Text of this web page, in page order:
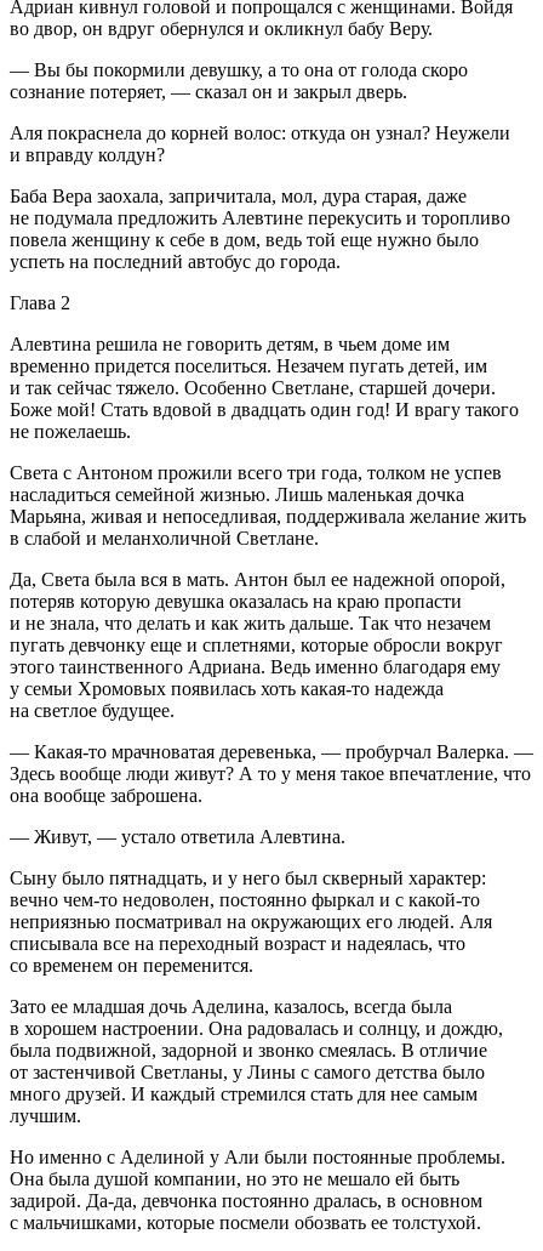
Адриан кивнул головой и попрощался с женщинами. Войдя
во двор, он вдруг обернулся и окликнул бабу Веру.
— Вы бы покормили девушку, а то она от голода скоро
сознание потеряет, — сказал он и закрыл дверь.
Аля покраснела до корней волос: откуда он узнал? Неужели
и вправду колдун?
Баба Вера заохала, запричитала, мол, дура старая, даже
не подумала предложить Алевтине перекусить и торопливо
повела женщину к себе в дом, ведь той еще нужно было
успеть на последний автобус до города.
Глава 2
Алевтина решила не говорить детям, в чьем доме им
временно придется поселиться. Незачем пугать детей, им
и так сейчас тяжело. Особенно Светлане, старшей дочери.
Боже мой! Стать вдовой в двадцать один год! И врагу такого
не пожелаешь.
Света с Антоном прожили всего три года, толком не успев
насладиться семейной жизнью. Лишь маленькая дочка
Марьяна, живая и непоседливая, поддерживала желание жить
в слабой и меланхоличной Светлане.
Да, Света была вся в мать. Антон был ее надежной опорой,
потеряв которую девушка оказалась на краю пропасти
и не знала, что делать и как жить дальше. Так что незачем
пугать девчонку еще и сплетнями, которые обросли вокруг
этого таинственного Адриана. Ведь именно благодаря ему
у семьи Хромовых появилась хоть какая-то надежда
на светлое будущее.
— Какая-то мрачноватая деревенька, — пробурчал Валерка. —
Здесь вообще люди живут? А то у меня такое впечатление, что
она вообще заброшена.
— Живут, — устало ответила Алевтина.
Сыну было пятнадцать, и у него был скверный характер:
вечно чем-то недоволен, постоянно фыркал и с какой-то
неприязнью посматривал на окружающих его людей. Аля
списывала все на переходный возраст и надеялась, что
со временем он переменится.
Зато ее младшая дочь Аделина, казалось, всегда была
в хорошем настроении. Она радовалась и солнцу, и дождю,
была подвижной, задорной и звонко смеялась. В отличие
от застенчивой Светланы, у Лины с самого детства было
много друзей. И каждый стремился стать для нее самым
лучшим.
Но именно с Аделиной у Али были постоянные проблемы.
Она была душой компании, но это не мешало ей быть
задирой. Да-да, девчонка постоянно дралась, в основном
с мальчишками, которые посмели обозвать ее толстухой.